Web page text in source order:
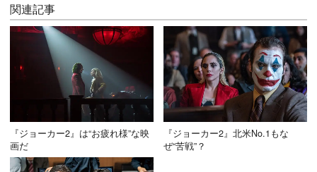
関連記事
『ジョーカー2』は“お疲れ様”な映
画だ
『ジョーカー2』北米No.1もな
ぜ“苦戦”？